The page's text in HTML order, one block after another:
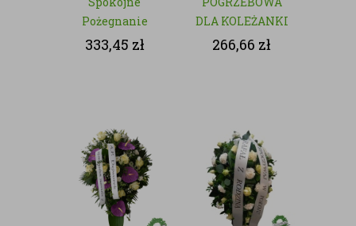
Pożegnanie
333,45 zł
DLA KOLEŻANKI
Z PRACY -
266,66 zł